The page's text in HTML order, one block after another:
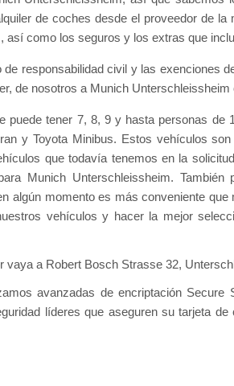
de coches desde el proveedor de la
así como los seguros y los extras que
responsabilidad civil y las exenciones
de nosotros a Munich Unterschleissheim
puede tener 7, 8, 9 y hasta personas de
y Toyota Minibus. Estos vehículos
que todavía tenemos en la
Munich Unterschleissheim. También
algún momento es más conveniente
vehículos y hacer la mejor
a Robert Bosch Strasse 32,
avanzadas de encriptación Secure
líderes que aseguren su tarjeta de